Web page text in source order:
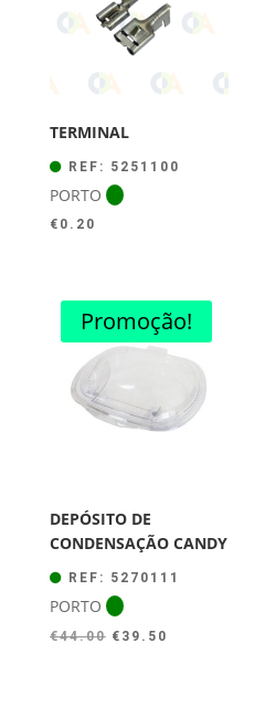
TERMINAL
REF: 5251100
PORTO
€ 0.20
Promoção!
DEPÓSITO DE
CONDENSAÇÃO CANDY
REF: 5270111
PORTO
€44.00 O
€ 39.50